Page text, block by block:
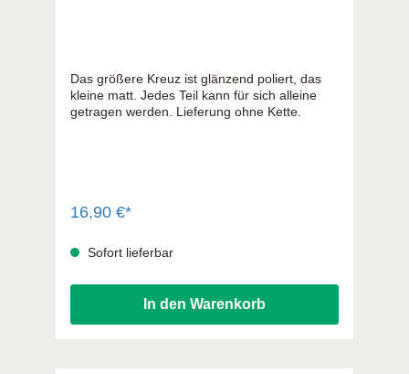
Das größere Kreuz ist glänzend poliert, das
kleine matt. Jedes Teil kann für sich alleine
getragen werden. Lieferung ohne Kette.
16,90 €*
Sofort lieferbar
In den Warenkorb